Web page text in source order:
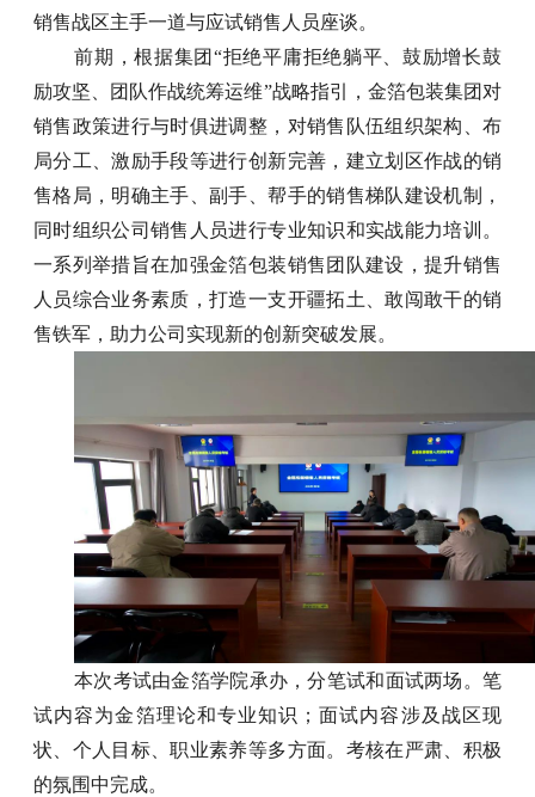
销售战区主手一道与应试销售人员座谈。
前期，根据集团“拒绝平庸拒绝躺平、鼓励增长鼓
励攻坚、团队作战统筹运维”战略指引，金箔包装集团对
销售政策进行与时俱进调整，对销售队伍组织架构、布
局分工、激励手段等进行创新完善，建立划区作战的销
售格局，明确主手、副手、帮手的销售梯队建设机制，
同时组织公司销售人员进行专业知识和实战能力培训。
一系列举措旨在加强金箔包装销售团队建设，提升销售
人员综合业务素质，打造一支开疆拓土、敢闯敢干的销
售铁军，助力公司实现新的创新突破发展。
本次考试由金箔学院承办，分笔试和面试两场。笔
试内容为金箔理论和专业知识；面试内容涉及战区现
状、个人目标、职业素养等多方面。考核在严肃、积极
的氛围中完成。